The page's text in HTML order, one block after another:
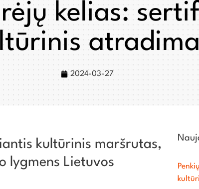
kelias:
2024-03-27
kultūrinis maršrutas,
lygmens Lietuvos